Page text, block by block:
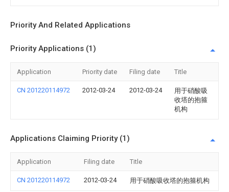
Priority And Related Applications
Priority Applications (1)
Application Priority date Filing date Title
CN 201220114972 2012-03-24 2012-03-24
用于硝酸吸
收塔的抱箍
机构
Applications Claiming Priority (1)
Application Filing date Title
CN 201220114972 2012-03-24 用于硝酸吸收塔的抱箍机构